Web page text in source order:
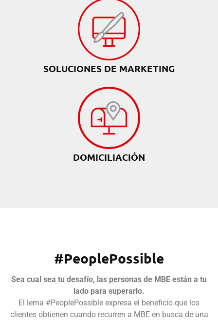
SOLUCIONES DE MARKETING
DOMICILIACIÓN
#PeoplePossible
Sea cual sea tu desafío, las personas de MBE están a tu
lado para superarlo.
El lema #PeoplePossible expresa el beneficio que los
clientes obtienen cuando recurren a MBE en busca de una